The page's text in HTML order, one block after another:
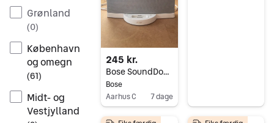
Grønland
(0)
København
og omegn
(61)
Midt- og
Vestjylland
245 kr.
Bose SoundDock højttaler med iPod-dock hvid
Bose
Aarhus C
7 dage
Gå til annoncen